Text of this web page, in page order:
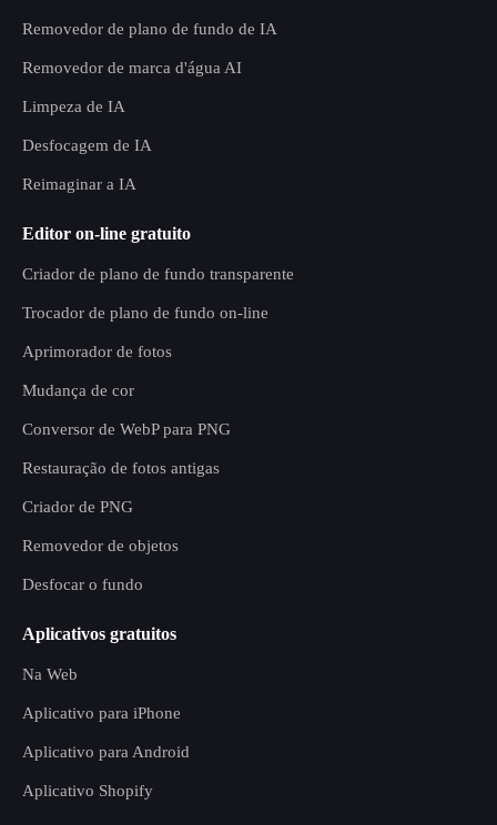
Removedor de plano de fundo de IA
Removedor de marca d'água AI
Limpeza de IA
Desfocagem de IA
Reimaginar a IA
Editor on-line gratuito
Criador de plano de fundo transparente
Trocador de plano de fundo on-line
Aprimorador de fotos
Mudança de cor
Conversor de WebP para PNG
Restauração de fotos antigas
Criador de PNG
Removedor de objetos
Desfocar o fundo
Aplicativos gratuitos
Na Web
Aplicativo para iPhone
Aplicativo para Android
Aplicativo Shopify